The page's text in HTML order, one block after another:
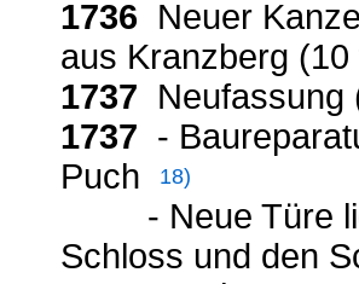
1736 Neuer
aus Kranzberg (10
1737 Neufassung
1737 -
Puch
18)
- Neue Türe
Schloss und den